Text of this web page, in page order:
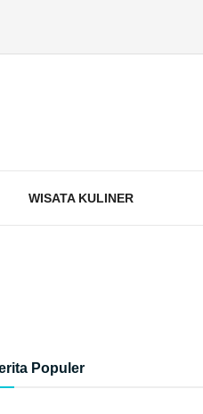
WISATA KULINER
Populer